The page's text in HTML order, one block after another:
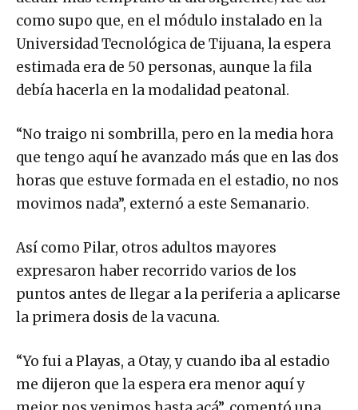
como supo que, en el módulo instalado en la
Universidad Tecnológica de Tijuana, la espera
estimada era de 50 personas, aunque la fila
debía hacerla en la modalidad peatonal.
“No traigo ni sombrilla, pero en la media hora
que tengo aquí he avanzado más que en las dos
horas que estuve formada en el estadio, no nos
movimos nada”, externó a este Semanario.
Así como Pilar, otros adultos mayores
expresaron haber recorrido varios de los
puntos antes de llegar a la periferia a aplicarse
la primera dosis de la vacuna.
“Yo fui a Playas, a Otay, y cuando iba al estadio
me dijeron que la espera era menor aquí y
mejor nos venimos hasta acá”, comentó una